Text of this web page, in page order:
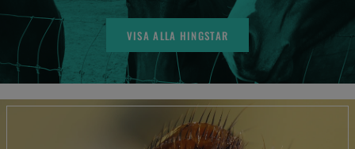
VISA ALLA HINGSTAR